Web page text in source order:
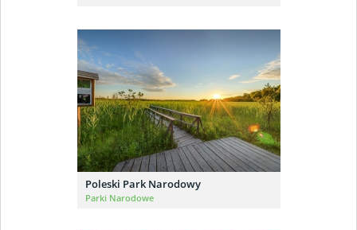
Poleski Park Narodowy
Parki Narodowe